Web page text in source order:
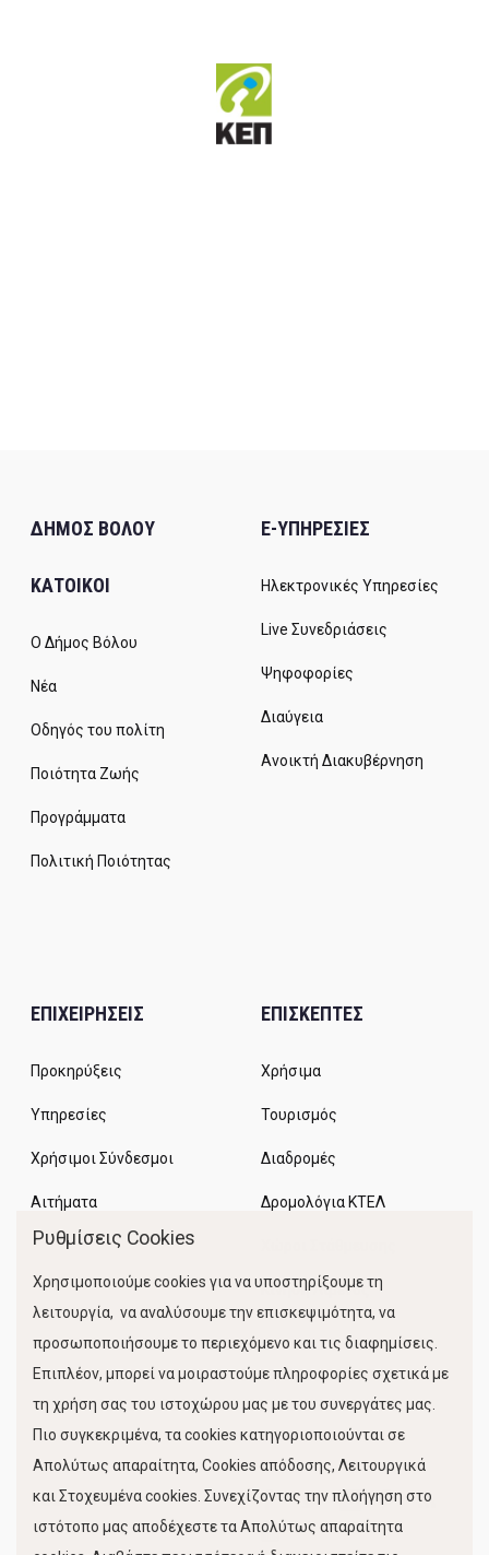
ΔΗΜΟΣ ΒΟΛΟΥ
ΚΑΤΟΙΚΟΙ
Ο Δήμος Βόλου
Νέα
Οδηγός του πολίτη
Ποιότητα Ζωής
Προγράμματα
Πολιτική Ποιότητας
E-ΥΠΗΡΕΣΙΕΣ
Ηλεκτρονικές Υπηρεσίες
Live Συνεδριάσεις
Ψηφοφορίες
Διαύγεια
Ανοικτή Διακυβέρνηση
ΕΠΙΧΕΙΡΗΣΕΙΣ
Προκηρύξεις
Υπηρεσίες
Χρήσιμοι Σύνδεσμοι
Αιτήματα
ΕΠΙΣΚΕΠΤΕΣ
Χρήσιμα
Τουρισμός
Διαδρομές
Δρομολόγια ΚΤΕΛ
Κίνηση Λιμένος
FOLLOW US
Ρυθμίσεις Cookies
Χρησιμοποιούμε cookies για να υποστηρίξουμε τη
λειτουργία, να αναλύσουμε την επισκεψιμότητα, να
προσωποποιήσουμε το περιεχόμενο και τις διαφημίσεις.
Επιπλέον, μπορεί να μοιραστούμε πληροφορίες σχετικά με
τη χρήση σας του ιστοχώρου μας με του συνεργάτες μας.
Πιο συγκεκριμένα, τα cookies κατηγοριοποιούνται σε
Απολύτως απαραίτητα, Cookies απόδοσης, Λειτουργικά
και Στοχευμένα cookies. Συνεχίζοντας την πλοήγηση στο
ιστότοπο μας αποδέχεστε τα Απολύτως απαραίτητα